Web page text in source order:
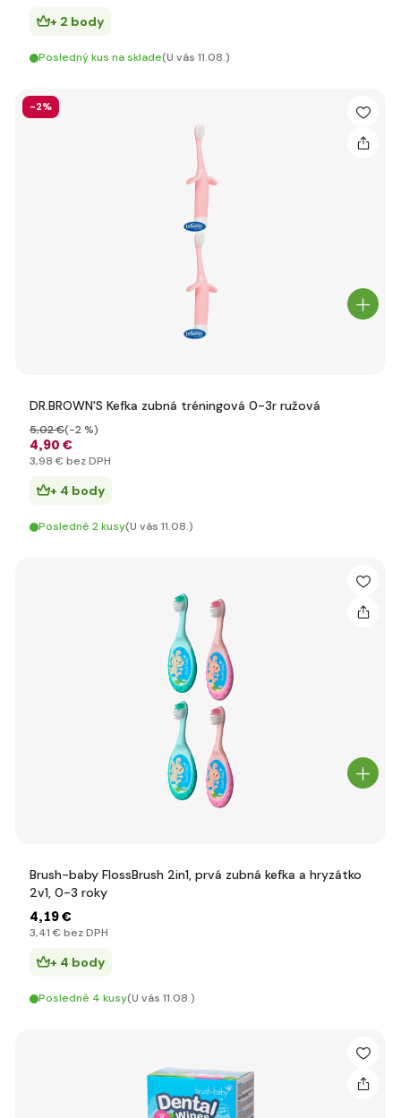
+ 2 body
Posledný kus na sklade(U vás 11.08.)
-2%
DR.BROWN'S Kefka zubná tréningová 0-3r ružová
4,90 €
5,02 €(-2 %)
3,98 € bez DPH
+ 4 body
Posledné 2 kusy(U vás 11.08.)
Brush-baby FlossBrush 2in1, prvá zubná kefka a hryzátko
2v1, 0-3 roky
4,19 €
3,41 € bez DPH
+ 4 body
Posledné 4 kusy(U vás 11.08.)